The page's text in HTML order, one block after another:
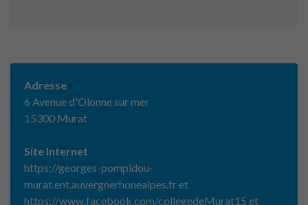
Adresse
6 Avenue d'Olonne sur mer
15300 Murat
Site Internet
https://georges-pompidou-
murat.ent.auvergnerhonealpes.fr et
https://www.facebook.com/collegedeMurat15 et